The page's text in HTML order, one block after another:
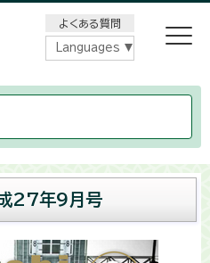
よくある質問
Languages
27年9月号